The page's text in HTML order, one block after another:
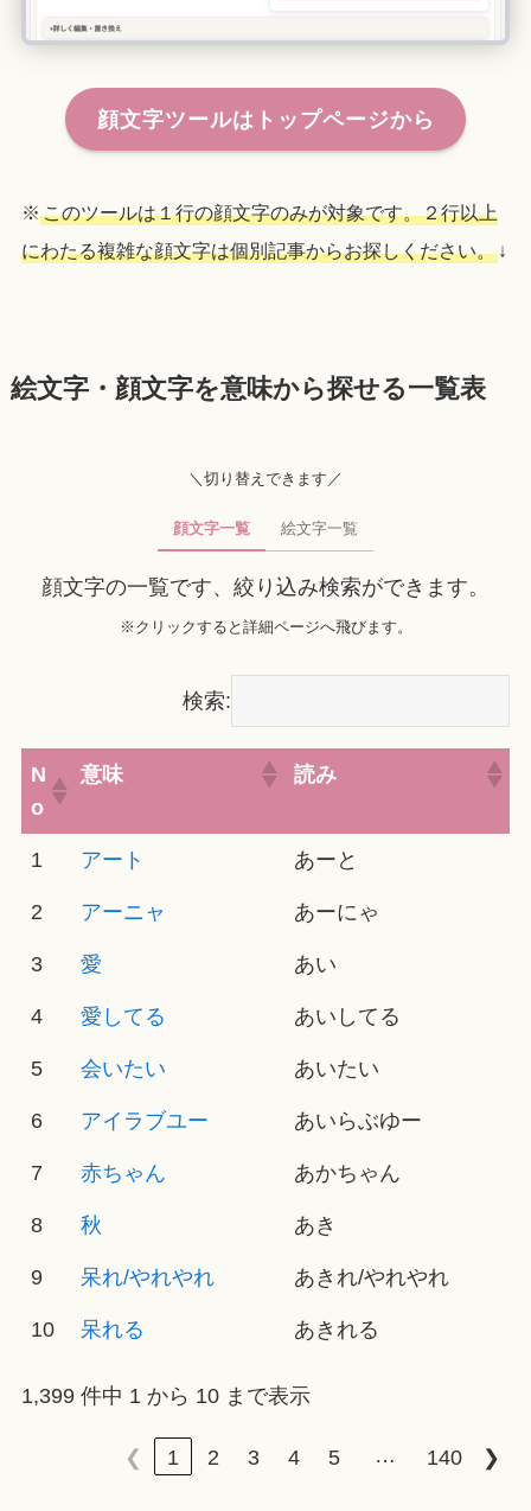
顔文字ツールはトップページから
※ このツールは１行の顔文字のみが対象です。２行以上
にわたる複雑な顔文字は個別記事からお探しください。↓
絵文字・顔文字を意味から探せる一覧表
＼切り替えできます／
顔文字一覧 絵文字一覧
顔文字の一覧です、絞り込み検索ができます。
※クリックすると詳細ページへ飛びます。
検索:
N
o
意味 読み
1 アート あーと
2 アーニャ あーにゃ
3 愛 あい
4 愛してる あいしてる
5 会いたい あいたい
6 アイラブユー あいらぶゆー
7 赤ちゃん あかちゃん
8 秋 あき
9 呆れ/やれやれ あきれ/やれやれ
10 呆れる あきれる
1,399 件中 1 から 10 まで表示
❮ 1 2 3 4 5 … 140 ❯